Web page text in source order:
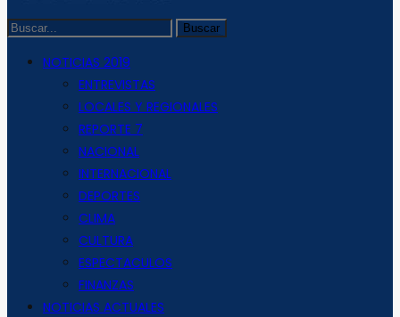
NOTICIAS 2019
ENTREVISTAS
LOCALES Y REGIONALES
REPORTE 7
NACIONAL
INTERNACIONAL
DEPORTES
CLIMA
CULTURA
ESPECTACULOS
FINANZAS
NOTICIAS ACTUALES